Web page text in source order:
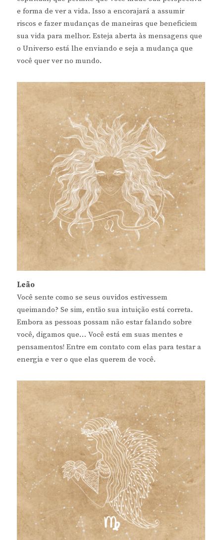
e forma de ver a vida. Isso a encorajará a assumir
riscos e fazer mudanças de maneiras que beneficiem
sua vida para melhor. Esteja aberta às mensagens que
o Universo está lhe enviando e seja a mudança que
você quer ver no mundo.
Leão
Você sente como se seus ouvidos estivessem
queimando? Se sim, então sua intuição está correta.
Embora as pessoas possam não estar falando sobre
você, digamos que… Você está em suas mentes e
pensamentos! Entre em contato com elas para testar a
energia e ver o que elas querem de você.